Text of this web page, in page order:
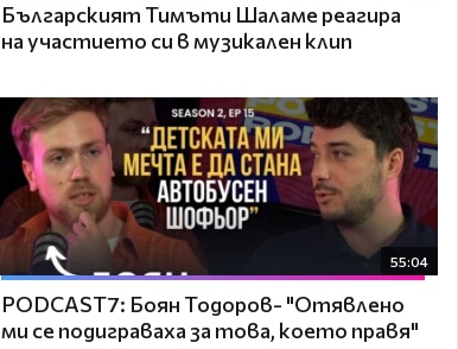
Българският Тимъти Шаламе реагира
на участието си в музикален клип
55:04
PODCAST7: ‪Боян Тодоров- "Отявлено
ми се подиграваха за това, което правя"